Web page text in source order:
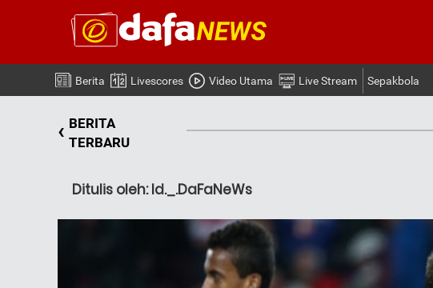
Berita Livescores Video Utama Live Stream Sepakbola
‹ BERITA
TERBARU
Ditulis oleh: Id._.DaFaNeWs